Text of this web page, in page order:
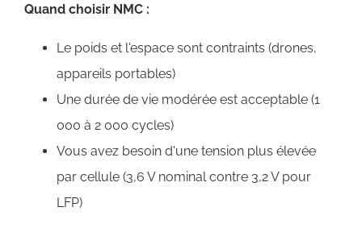
Quand choisir NMC :
Le poids et l'espace sont contraints (drones,
appareils portables)
Une durée de vie modérée est acceptable (1
000 à 2 000 cycles)
Vous avez besoin d'une tension plus élevée
par cellule (3,6 V nominal contre 3,2 V pour
LFP)